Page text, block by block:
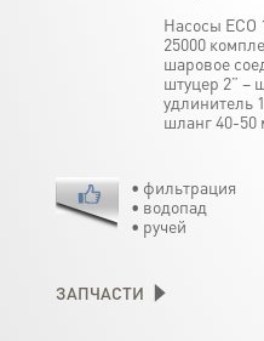
Насосы ECO
25000
шаровое
штуцер 2” –
удлинитель
шланг 40-50
• фильтрация
• водопад
• ручей
ЗАПЧАСТИ